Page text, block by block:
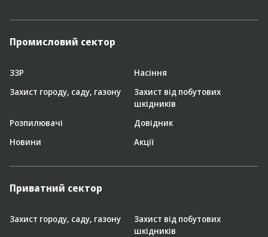
Промисловий сектор
ЗЗР
Насіння
Захист городу, саду, газону
Захист від побутових
шкідників
Розпилювачі
Довідник
Новини
Акції
Приватний сектор
Захист городу, саду, газону
Захист від побутових
шкідників